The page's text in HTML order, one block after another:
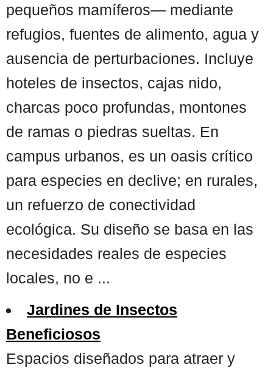
pequeños mamíferos— mediante
refugios, fuentes de alimento, agua y
ausencia de perturbaciones. Incluye
hoteles de insectos, cajas nido,
charcas poco profundas, montones
de ramas o piedras sueltas. En
campus urbanos, es un oasis crítico
para especies en declive; en rurales,
un refuerzo de conectividad
ecológica. Su diseño se basa en las
necesidades reales de especies
locales, no e ...
Jardines de Insectos
Beneficiosos
Espacios diseñados para atraer y